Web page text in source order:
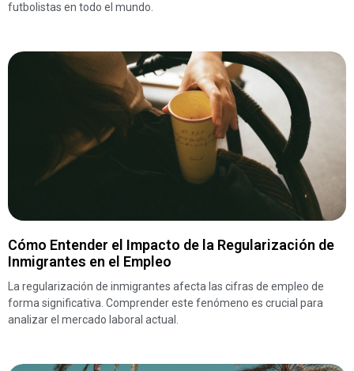
futbolistas en todo el mundo.
Cómo Entender el Impacto de la Regularización de
Inmigrantes en el Empleo
La regularización de inmigrantes afecta las cifras de empleo de
forma significativa. Comprender este fenómeno es crucial para
analizar el mercado laboral actual.